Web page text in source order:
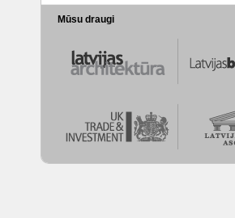
Mūsu draugi